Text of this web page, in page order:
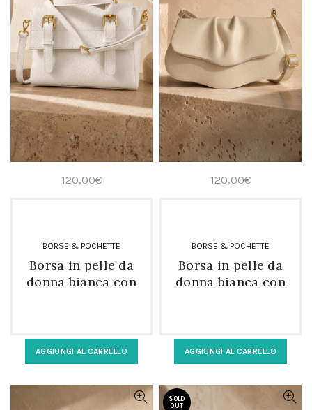
120,00€
BORSE & POCHETTE
Borsa in pelle da
donna bianca con
AGGIUNGI AL CARRELLO
120,00€
BORSE & POCHETTE
Borsa in pelle da
donna bianca con
AGGIUNGI AL CARRELLO
SOLD
OUT